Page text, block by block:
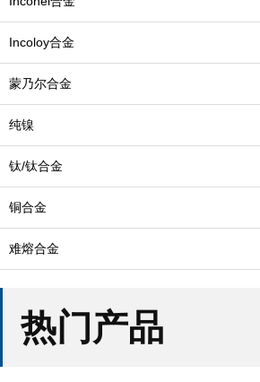
Incoloy合金
蒙乃尔合金
纯镍
钛/钛合金
铜合金
难熔合金
热门产品